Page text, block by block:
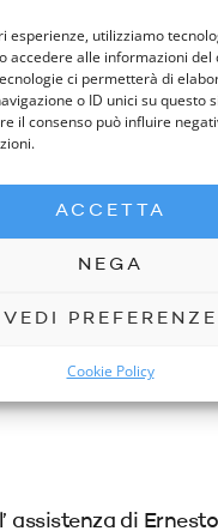
esperienze, utilizziamo
accedere alle informazioni del
ci permetterà di
o ID unici su questo
il consenso può influire
ACCETTA
NEGA
VEDI PREFERENZE
Cookie Policy
trovare
Cosa
assistenza di